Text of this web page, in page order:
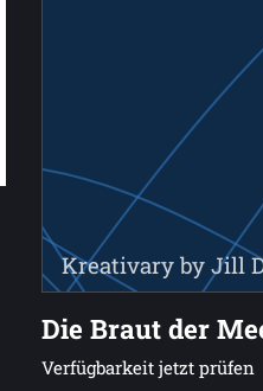
Kreativary by Jill
Die Braut der
Verfügbarkeit jetzt prüfen